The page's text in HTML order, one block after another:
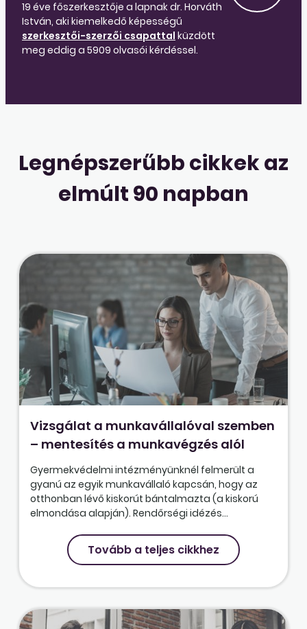
19 éve főszerkesztője a lapnak dr. Horváth
István, aki kiemelkedő képességű
szerkesztői-szerzői csapattal küzdött
meg eddig a 5909 olvasói kérdéssel.
Legnépszerűbb cikkek az
elmúlt 90 napban
Vizsgálat a munkavállalóval szemben
– mentesítés a munkavégzés alól
Gyermekvédelmi intézményünknél felmerült a
gyanú az egyik munkavállaló kapcsán, hogy az
otthonban lévő kiskorút bántalmazta (a kiskorú
elmondása alapján). Rendőrségi idézés...
Tovább a teljes cikkhez